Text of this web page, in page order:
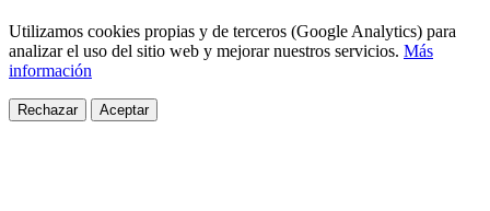
Utilizamos cookies propias y de terceros (Google Analytics) para
analizar el uso del sitio web y mejorar nuestros servicios. Más
información
Rechazar Aceptar